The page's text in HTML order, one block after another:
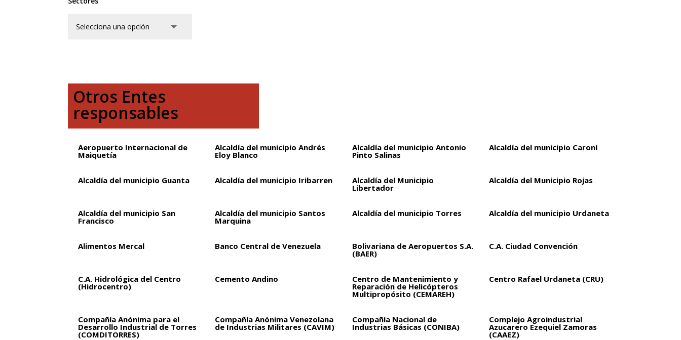
Otros Entes
responsables
Aeropuerto Internacional de
Maiquetía
Alcaldía del municipio Andrés
Eloy Blanco
Alcaldía del municipio Antonio
Pinto Salinas
Alcaldía del municipio Caroní
Alcaldía del municipio Guanta Alcaldía del municipio Iribarren Alcaldía del Municipio
Libertador
Alcaldía del Municipio Rojas
Alcaldía del municipio San
Francisco
Alcaldía del municipio Santos
Marquina
Alcaldía del municipio Torres Alcaldía del municipio Urdaneta
Alimentos Mercal Banco Central de Venezuela Bolivariana de Aeropuertos S.A.
(BAER)
C.A. Ciudad Convención
C.A. Hidrológica del Centro
(Hidrocentro)
Cemento Andino Centro de Mantenimiento y
Reparación de Helicópteros
Multipropósito (CEMAREH)
Centro Rafael Urdaneta (CRU)
Compañía Anónima para el
Desarrollo Industrial de Torres
(COMDITORRES)
Compañía Anónima Venezolana
de Industrias Militares (CAVIM)
Compañía Nacional de
Industrias Básicas (CONIBA)
Complejo Agroindustrial
Azucarero Ezequiel Zamoras
(CAAEZ)